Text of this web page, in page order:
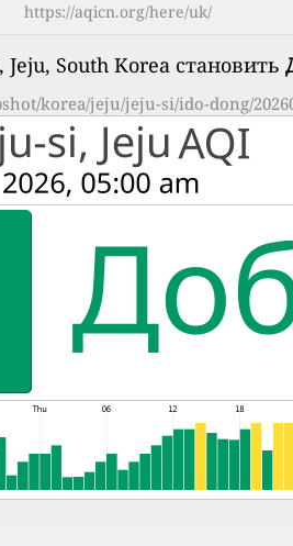
https://aqicn.org/here/uk/
Jeju, South Korea становить
korea/jeju/jeju-si/ido-dong/